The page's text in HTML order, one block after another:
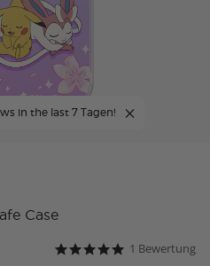
in the last 7 Tagen!
Case
5 von 5
5.0 star rating1 Bewertung